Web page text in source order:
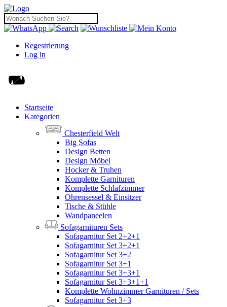
Regestrierung
Log in
Startseite
Kategorien
Chesterfield Welt
Big Sofas
Design Betten
Design Möbel
Hocker & Truhen
Komplette Garnituren
Komplette Schlafzimmer
Ohrensessel & Einsitzer
Tische & Stühle
Wandpaneelen
Sofagarnituren Sets
Sofagarnitur Set 2+2+1
Sofagarnitur Set 3+2+1
Sofagarnitur Set 3+2
Sofagarnitur Set 3+1
Sofagarnitur Set 3+3+1
Sofagarnitur Set 3+3+1+1
Komplette Wohnzimmer Garnituren / Sets
Sofagarnitur Set 3+3